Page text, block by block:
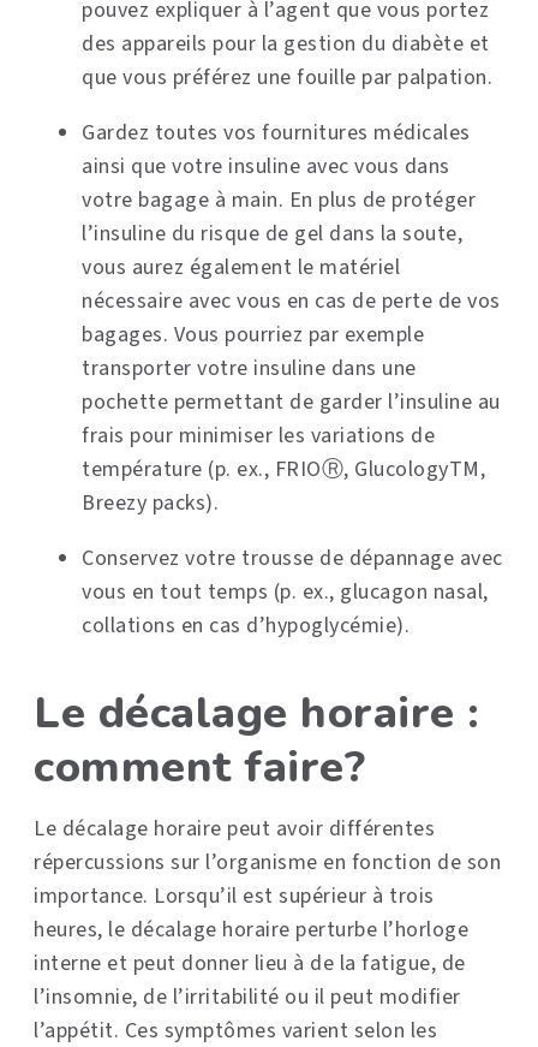
pouvez expliquer à l’agent que vous portez
des appareils pour la gestion du diabète et
que vous préférez une fouille par palpation.
Gardez toutes vos fournitures médicales
ainsi que votre insuline avec vous dans
votre bagage à main. En plus de protéger
l’insuline du risque de gel dans la soute,
vous aurez également le matériel
nécessaire avec vous en cas de perte de vos
bagages. Vous pourriez par exemple
transporter votre insuline dans une
pochette permettant de garder l’insuline au
frais pour minimiser les variations de
température (p. ex., FRIOⓇ, GlucologyTM,
Breezy packs).
Conservez votre trousse de dépannage avec
vous en tout temps (p. ex., glucagon nasal,
collations en cas d’hypoglycémie).
Le décalage horaire :
comment faire?
Le décalage horaire peut avoir différentes
répercussions sur l’organisme en fonction de son
importance. Lorsqu’il est supérieur à trois
heures, le décalage horaire perturbe l’horloge
interne et peut donner lieu à de la fatigue, de
l’insomnie, de l’irritabilité ou il peut modifier
l’appétit. Ces symptômes varient selon les